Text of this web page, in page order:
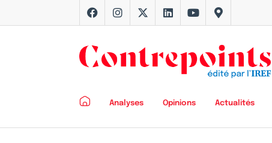
Analyses Opinions Actualités